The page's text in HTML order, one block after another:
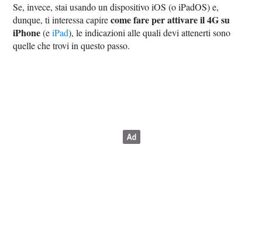
Se, invece, stai usando un dispositivo iOS (o iPadOS) e,
dunque, ti interessa capirecome fare per attivare il 4G su
iPhone(eiPad), le indicazioni alle quali devi attenerti sono
quelle che trovi in questo passo.